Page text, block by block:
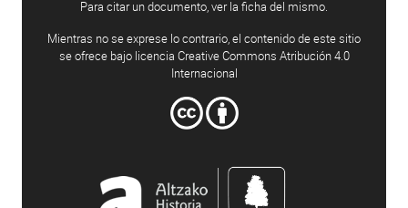
Para citar un documento, ver la ficha del mismo.
Mientras no se exprese lo contrario, el contenido de este sitio
se ofrece bajo licencia Creative Commons Atribución 4.0
Internacional